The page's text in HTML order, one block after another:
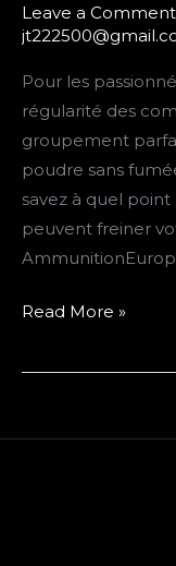
Leave a Comment
Pour les
régularité des
groupement
poudre sans
savez à quel
peuvent freiner
France
en
Belgique
:
Le
guide
des
tireurs
Read More »